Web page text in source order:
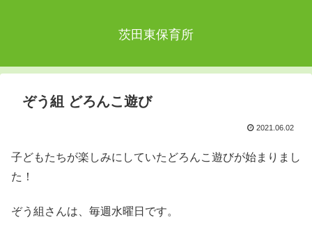
茨田東保育所
ぞう組 どろんこ遊び
2021.06.02
子どもたちが楽しみにしていたどろんこ遊びが始まりまし
た！
ぞう組さんは、毎週水曜日です。